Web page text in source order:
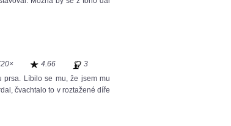
4.66
3
prsa. Líbilo se mu, že jsem mu
čvachtalo to v roztažené díře